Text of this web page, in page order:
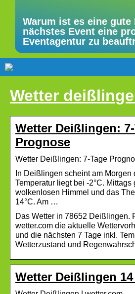
Warum ist es eine gute
nächstes Event eine
Eventagentur zu
Wetter
Wetter Deißlingen:
Prognose
Wetter Deißlingen: 7-Tage
In Deißlingen scheint am
Temperatur liegt bei -2°C. Mittags
wolkenlosen Himmel und das
14°C. Am …
Das Wetter in 78652 Deißlingen.
wetter.com die aktuelle
und die nächsten 7 Tage inkl.
Wetterzustand und
Wetter Deißlingen 14